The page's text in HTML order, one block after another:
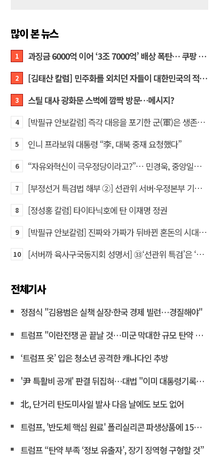
많이 본 뉴스
1 과징금 6000억 이어 ‘3조 7000억’ 배상 폭탄… 쿠팡 때리기에 한미 통상 ‘초비상’
2 [김태산 칼럼] 민주화를 외치던 자들이 대한민국의 적이고 간첩이었다
3 스틸 대사 광화문 스벅에 깜짝 방문…메시지?
4 [박필규 안보칼럼] 즉각 대응을 포기한 군(軍)은 생존할 수 없다
5 인니 프라보워 대통령 “李, 대북 중재 요청했다”
6 “자유와혁신이 극우정당이라고?”… 민경욱, 중앙일보 직격
7 [부정선거 특검법 해부 ②] 선관위 서버·우정본부 기록까지…‘증거를 끌어오는 칼’
8 [정성홍 칼럼] 타이타닉호에 탄 이재명 정권
9 [박필규 안보칼럼] 진짜와 가짜가 뒤바뀐 혼돈의 시대, 안보 파탄은 막아야
10 [서버까 육사구국동지회 성명서] ㉝‘선관위 특검’은 ‘부정선거 특검’으로 명명하고 박주현 변호사를 ‘특검’으로 임명하라!
전체기사
정점식 "김용범은 실책 실장·한국 경제 빌런…경질해야"
트럼프 "이란전쟁 곧 끝날 것…미군 막대한 규모 탄약 보유"
‘트럼프 옷’ 입은 청소년 공격한 캐나다인 추방
'尹 특활비 공개' 판결 뒤집혀…대법 "이미 대통령기록관 이관"
北, 단거리 탄도미사일 발사 다음 날에도 보도 없어
트럼프, '반도체 핵심 원료' 폴리실리콘 파생상품에 15% 관세
트럼프 “탄약 부족 ‘정보 유출자’, 장기 징역형 구형할 것”